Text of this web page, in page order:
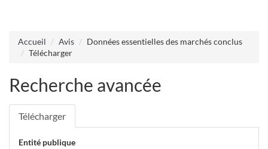
Accueil Avis
Données essentielles des marchés conclus
Télécharger
Recherche avancée
Télécharger
Entité publique